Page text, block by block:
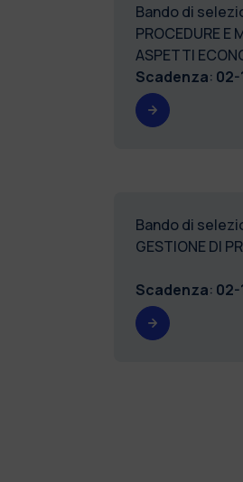
Bando di
PROCEDURE E
Scadenza: 02-
Bando di
GESTIONE DI
Scadenza: 02-